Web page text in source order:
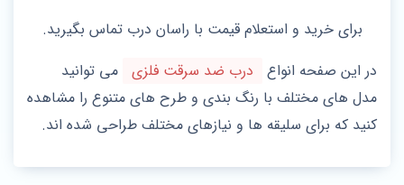
برای خرید و استعلام قیمت با راسان درب تماس بگیرید.
در این صفحه انواع
درب ضد سرقت فلزی می توانید
مدل های مختلف با رنگ‌ بندی و طرح‌ های متنوع را مشاهده
کنید که برای سلیقه‌ ها و نیازهای مختلف طراحی شده‌ اند.